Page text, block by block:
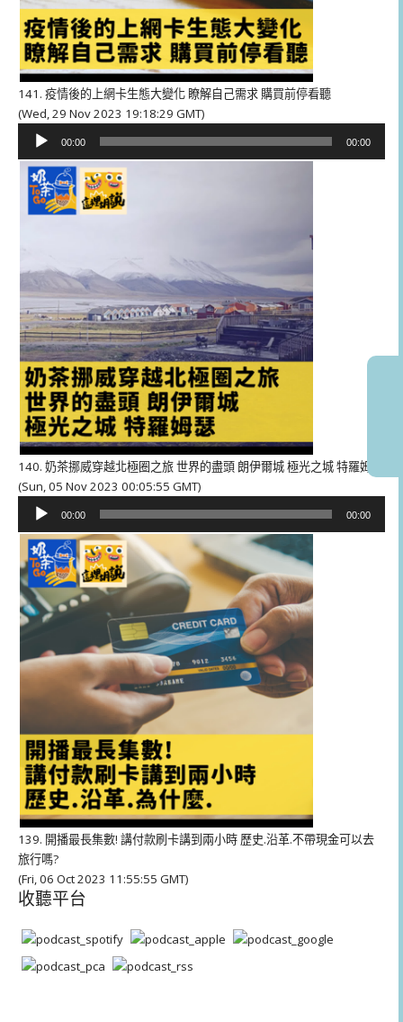
141. 疫情後的上網卡生態大變化 瞭解自己需求 購買前停看聽
(Wed, 29 Nov 2023 19:18:29 GMT)
播
器
00:00 00:00
140. 奶茶挪威穿越北極圈之旅 世界的盡頭 朗伊爾城 極光之城 特羅姆瑟
(Sun, 05 Nov 2023 00:05:55 GMT)
播
放
器
00:00 00:00
139. 開播最長集數! 講付款刷卡講到兩小時 歷史.沿革.不帶現金可以去
旅行嗎?
(Fri, 06 Oct 2023 11:55:55 GMT)
收聽平台